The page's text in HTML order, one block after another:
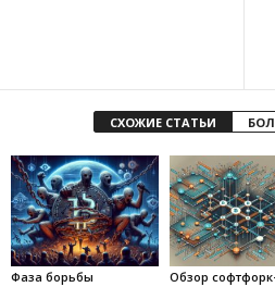
СХОЖИЕ СТАТЬИ
Фаза борьбы
Обзор